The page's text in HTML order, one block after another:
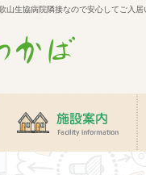
山生協病院隣接なので安心してご入居